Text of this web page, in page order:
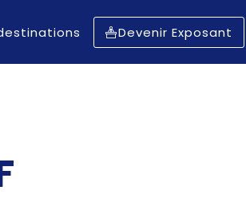
Devenir Exposant